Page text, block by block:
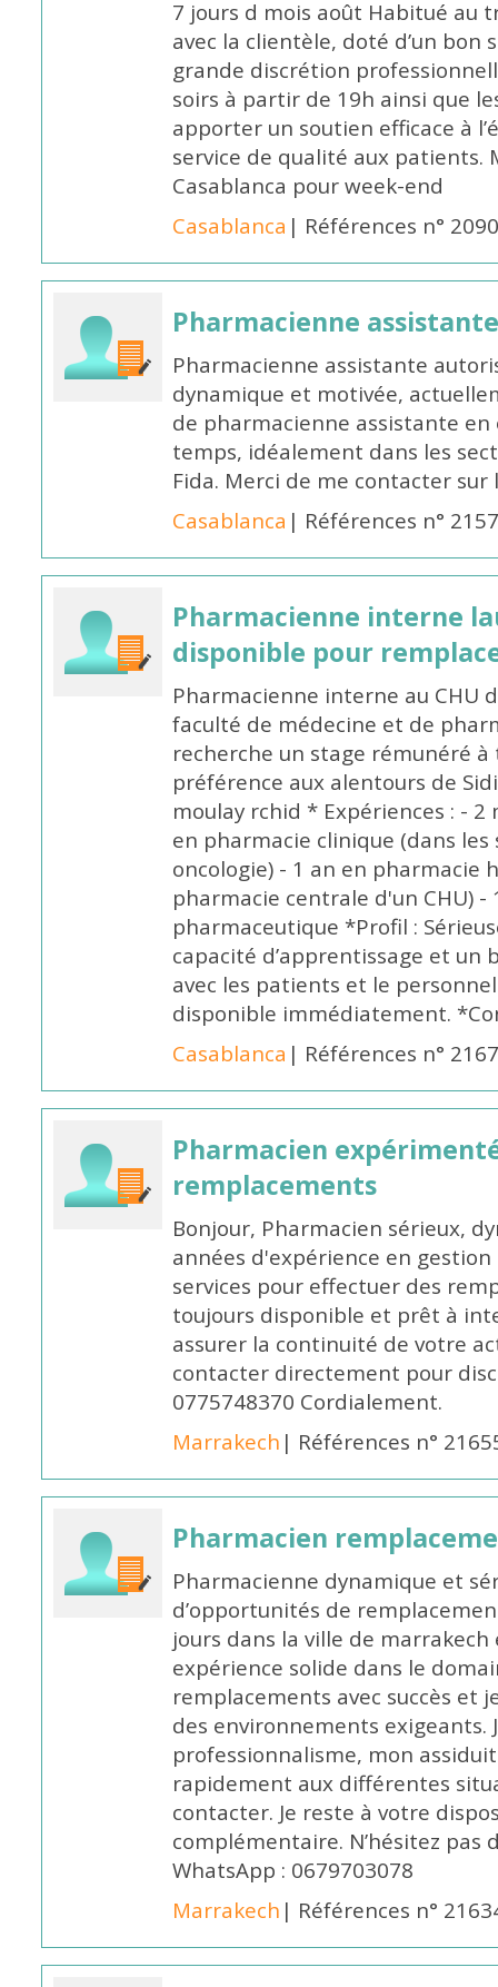
7 jours d mois août Habitué au
avec la clientèle, doté d’un bon
grande discrétion
soirs à partir de 19h ainsi que
apporter un soutien efficace à
service de qualité aux patients.
Casablanca pour week-end
Casablanca | Références n°
Pharmacienne
Pharmacienne assistante
dynamique et motivée,
de pharmacienne assistante en
temps, idéalement dans les
Fida. Merci de me contacter sur
Casablanca | Références n°
Pharmacienne interne
disponible pour
Pharmacienne interne au CHU
faculté de médecine et de
recherche un stage rémunéré
préférence aux alentours de
moulay rchid * Expériences : -
en pharmacie clinique (dans les
oncologie) - 1 an en pharmacie
pharmacie centrale d'un CHU)
pharmaceutique *Profil :
capacité d’apprentissage et un
avec les patients et le
disponible immédiatement.
Casablanca | Références n°
Pharmacien
remplacements
Bonjour, Pharmacien sérieux,
années d'expérience en
services pour effectuer des
toujours disponible et prêt à
assurer la continuité de votre
contacter directement pour
0775748370 Cordialement.
Marrakech | Références n°
Pharmacien
Pharmacienne dynamique et
d’opportunités de
jours dans la ville de marrakech
expérience solide dans le
remplacements avec succès et
des environnements exigeants.
professionnalisme, mon
rapidement aux différentes
contacter. Je reste à votre
complémentaire. N’hésitez
WhatsApp : 0679703078
Marrakech | Références n°